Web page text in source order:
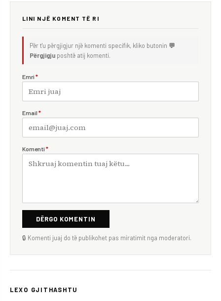
LINI NJË KOMENT TË RI
Për t'u përgjigjur një komenti specifik, kliko butonin 💬
Përgjigju poshtë atij komenti.
Emri *
Email *
Komenti *
DËRGO KOMENTIN
🔒 Komenti juaj do të publikohet pas miratimit nga moderatori.
LEXO GJITHASHTU